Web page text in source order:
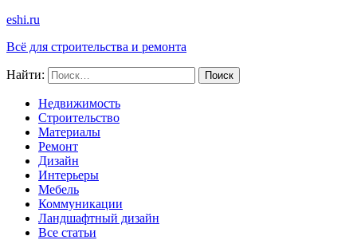
eshi.ru
Всё для строительства и ремонта
Найти:
Недвижимость
Строительство
Материалы
Ремонт
Дизайн
Интерьеры
Мебель
Коммуникации
Ландшафтный дизайн
Все статьи